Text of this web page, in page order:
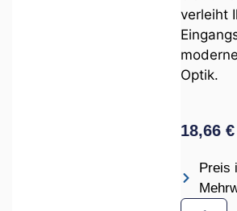
verleiht
Optik.
18,66 €
Preis